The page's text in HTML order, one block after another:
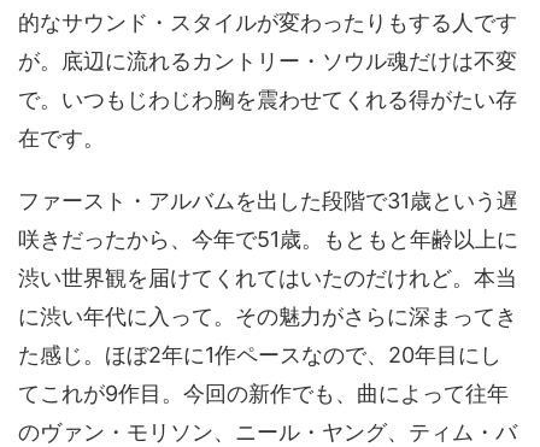
的なサウンド・スタイルが変わったりもする人です
が。底辺に流れるカントリー・ソウル魂だけは不変
で。いつもじわじわ胸を震わせてくれる得がたい存
在です。
ファースト・アルバムを出した段階で31歳という遅
咲きだったから、今年で51歳。もともと年齢以上に
渋い世界観を届けてくれてはいたのだけれど。本当
に渋い年代に入って。その魅力がさらに深まってき
た感じ。ほぼ2年に1作ペースなので、20年目にし
てこれが9作目。今回の新作でも、曲によって往年
のヴァン・モリソン、ニール・ヤング、ティム・バ